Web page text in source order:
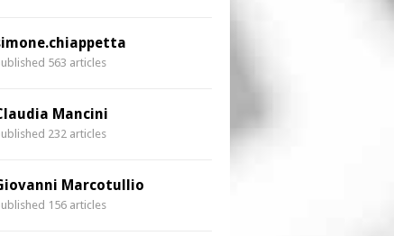
563 articles
Mancini
232 articles
Marcotullio
156 articles